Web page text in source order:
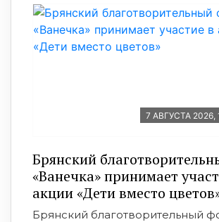
7 АВГУСТА 2026,
Брянский
«Ванечка» принимает
акции «Дети вместо
Брянский благотворительный